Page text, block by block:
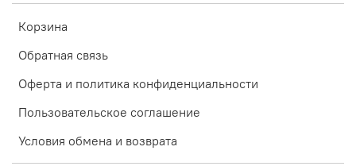
Корзина
Обратная связь
Оферта и политика конфиденциальности
Пользовательское соглашение
Условия обмена и возврата